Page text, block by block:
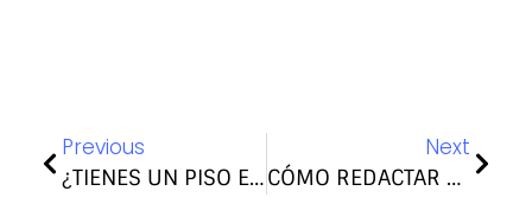
Previous
¿TIENES UN PISO EN ARUCAS? 7 CONSEJOS PARA ALQUILARLO
Next
CÓMO REDACTAR UN CONTRATO DE ALQUILER ENTRE ARRENDADOR Y ARRENDATARIO